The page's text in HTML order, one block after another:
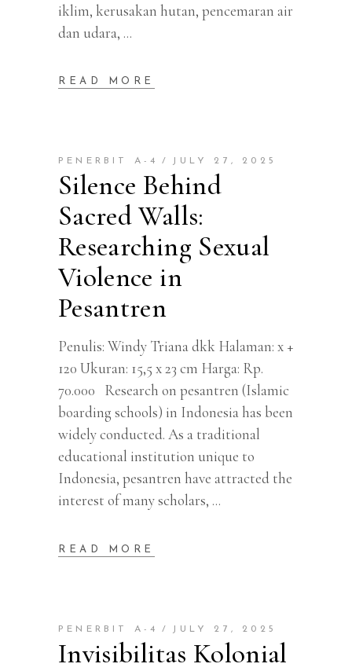
iklim, kerusakan hutan, pencemaran air
dan udara,
READ MORE
PENERBIT A-4 JULY 27, 2025
Silence Behind
Sacred Walls:
Researching Sexual
Violence in
Pesantren
Penulis: Windy Triana dkk Halaman: x +
120 Ukuran: 15,5 x 23 cm Harga: Rp.
70.000 Research on pesantren (Islamic
boarding schools) in Indonesia has been
widely conducted. As a traditional
educational institution unique to
Indonesia, pesantren have attracted the
interest of many scholars,
READ MORE
PENERBIT A-4 JULY 27, 2025
Invisibilitas Kolonial